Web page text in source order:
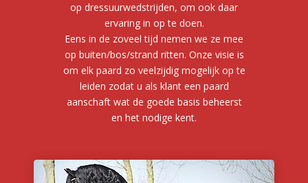
op dressuurwedstrijden, om ook daar
ervaring in op te doen.
Eens in de zoveel tijd nemen we ze mee
op buiten/bos/strand ritten. Onze visie is
om elk paard zo veelzijdig mogelijk op te
leiden zodat u als klant een paard
aanschaft wat de goede basis beheerst
en het nodige kent.